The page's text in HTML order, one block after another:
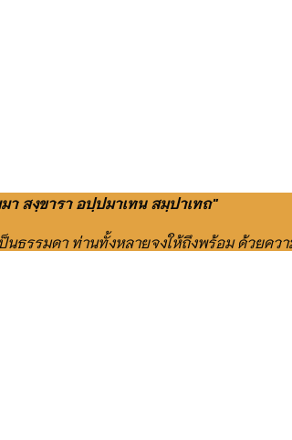
า สงฺขารา อปฺปมาเทน สมฺปาเทถ"
นธรรมดา ท่านทั้งหลายจงให้ถึงพร้อม ด้วยคว